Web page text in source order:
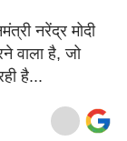
नरेंद्र मोदी
वाला है, जो
है...